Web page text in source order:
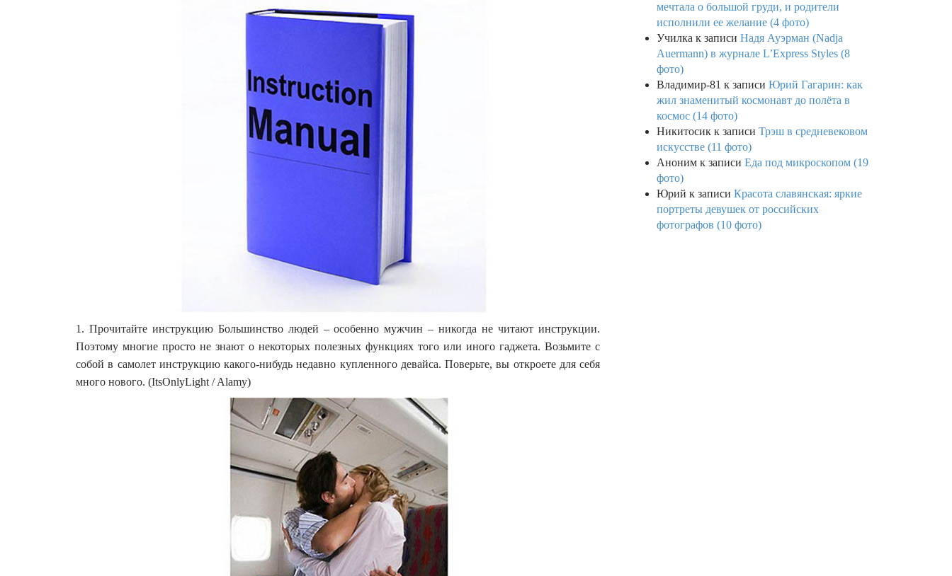
1. Прочитайте инструкцию Большинство людей – особенно мужчин – никогда не читают инструкции.
Поэтому многие просто не знают о некоторых полезных функциях того или иного гаджета. Возьмите с
собой в самолет инструкцию какого-нибудь недавно купленного девайса. Поверьте, вы откроете для себя
много нового. (ItsOnlyLight / Alamy)
мечтала о большой груди, и родители
исполнили ее желание (4 фото)
Училка к записи Надя Ауэрман (Nadja
Auermann) в журнале L’Express Styles (8
фото)
Владимир-81 к записи Юрий Гагарин: как
жил знаменитый космонавт до полёта в
космос (14 фото)
Никитосик к записи Трэш в средневековом
искусстве (11 фото)
Аноним к записи Еда под микроскопом (19
фото)
Юрий к записи Красота славянская: яркие
портреты девушек от российских
фотографов (10 фото)